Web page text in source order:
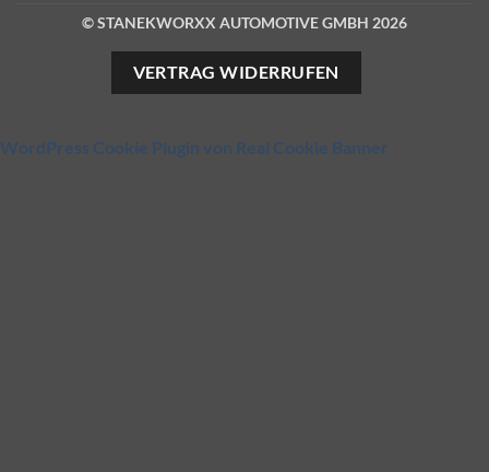
© STANEKWORXX AUTOMOTIVE GMBH 2026
VERTRAG WIDERRUFEN
WordPress Cookie Plugin von Real Cookie Banner